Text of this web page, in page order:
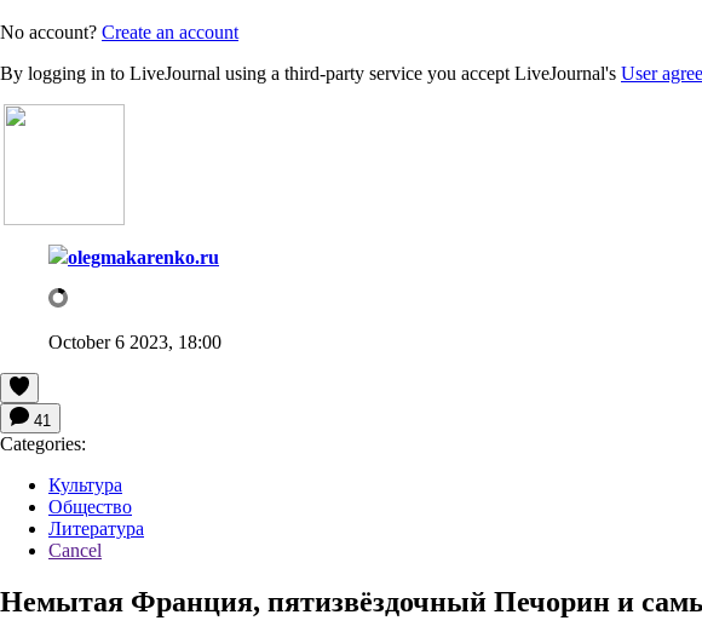
No account? Create an account
By logging in to LiveJournal using a third-party service you accept LiveJournal's User
olegmakarenko.ru
October 6 2023, 18:00
41
Categories:
Культура
Общество
Литература
Cancel
Немытая Франция, пятизвёздочный Печорин и